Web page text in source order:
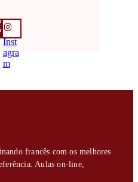
Inst
agra
m
francês com os melhores
Aulas on-line,